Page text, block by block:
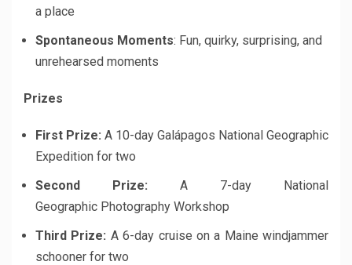
a place
Spontaneous Moments: Fun, quirky, surprising, and
unrehearsed moments
Prizes
First Prize: A 10-day Galápagos National Geographic
Expedition for two
Second Prize: A 7-day National
Geographic Photography Workshop
Third Prize: A 6-day cruise on a Maine windjammer
schooner for two